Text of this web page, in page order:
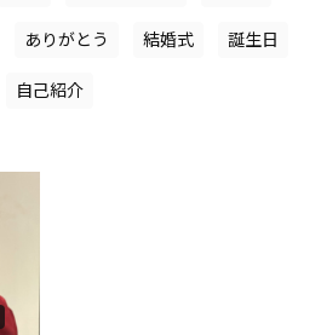
ありがとう 結婚式 誕生日
自己紹介